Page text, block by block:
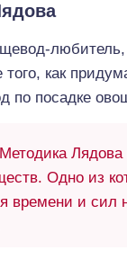
как
по посадке
Методика Лядова
Одно из
времени и сил